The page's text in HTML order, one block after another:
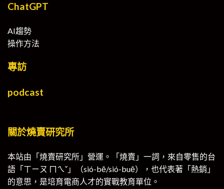
ChatGPT
AI趨勢
操作方法
專訪
podcast
關於燒賣研究所
本站由「燒賣研究所」營運。「燒賣」一詞，來自零售的台
語「ㄒㄧㄡ ㄇㄟˇ」（sió-bē/sió-buē），也代表著「熱銷」
的意思，是培育電商人才的實戰教育單位。